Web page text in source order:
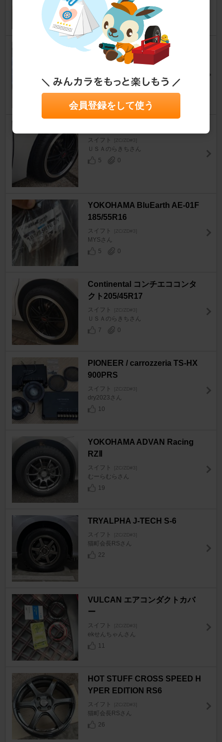
@mikouhanaさん
23
YOKOHAMA BluEarth-GT AE5
1 185/55R16
take＠蝦夷。さん
66
3
スイフト [ZC/ZD#3]
ＵＳＡのらきちさん
5
0
YOKOHAMA BluEarth AE-01F
185/55R16
スイフト [ZC/ZD#3]
MYSさん
5
0
Continental コンチエココンタ
クト205/45R17
スイフト [ZC/ZD#3]
ＵＳＡのらきちさん
7
0
PIONEER / carrozzeria TS-HX
900PRS
スイフト [ZC/ZD#3]
dry2023さん
10
YOKOHAMA ADVAN Racing
RZⅡ
スイフト [ZC/ZD#3]
むーらむらさん
19
TRYALPHA J-TECH S-6
スイフト [ZC/ZD#3]
猫町会長RSさん
22
VULCAN エアコンダクトカバ
ー
スイフト [ZC/ZD#3]
ekせんちゃんさん
11
HOT STUFF CROSS SPEED H
YPER EDITION RS6
スイフト [ZC/ZD#3]
猫町会長RSさん
26
会員登録をして使う